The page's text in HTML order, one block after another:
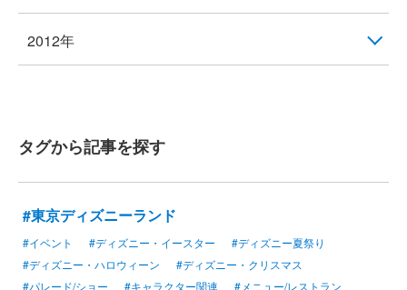
2012年
タグから記事を探す
#東京ディズニーランド
#イベント #ディズニー・イースター
#ディズニー夏祭り
#ディズニー・ハロウィーン
#ディズニー・クリスマス
#パレード/ショー
#キャラクター関連
#メニュー/レストラン